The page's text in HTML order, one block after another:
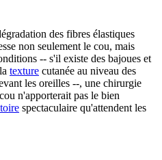
des fibres élastiques
non seulement le cou, mais
-- s'il existe des bajoues et
texture cutanée au niveau des
les oreilles --, une chirurgie
n'apporterait pas le bien
spectaculaire qu'attendent les